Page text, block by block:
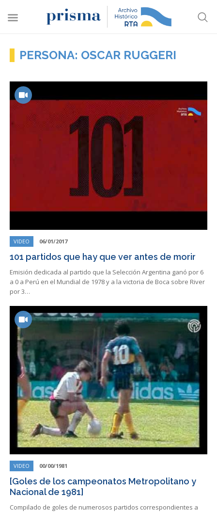
PERSONA: OSCAR RUGGERI
VIDEO 06/01/2017
101 partidos que hay que ver antes de morir
Emisión dedicada al partido que la Selección Argentina ganó por 6
a 0 a Perú en el Mundial de 1978 y a la victoria de Boca sobre River
por 3…
VIDEO 00/00/1981
[Goles de los campeonatos Metropolitano y
Nacional de 1981]
Compilado de goles de numerosos partidos correspondientes a